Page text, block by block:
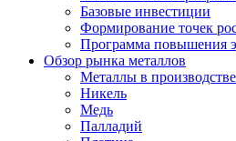
Базовые инвестиции
Формирование точек
Программа повышения
Обзор рынка металлов
Металлы в
Никель
Медь
Палладий